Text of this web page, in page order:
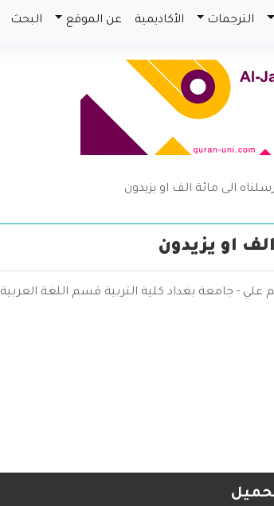
الترجمات الأكاديمية عن الموقع البحث
الى مائة الف او يزيدون
او يزيدون
علي - جامعة بغداد كلية التربية قسم اللغة العربية